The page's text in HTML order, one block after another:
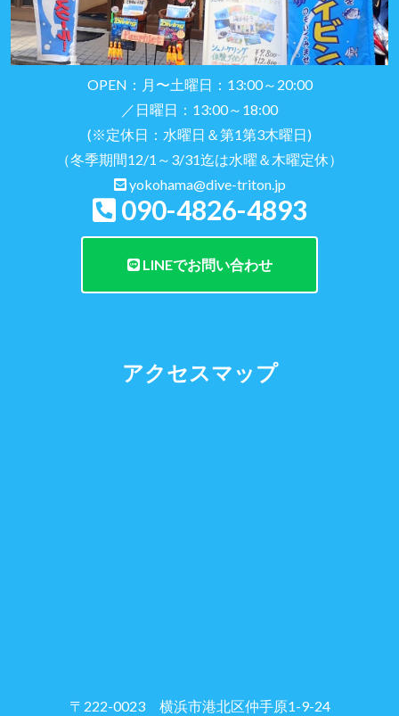
OPEN：月〜土曜日：13:00～20:00
／日曜日：13:00～18:00
(※定休日：水曜日＆第1第3木曜日)
（冬季期間12/1～3/31迄は水曜＆木曜定休）
yokohama@dive-triton.jp
090-4826-4893
LINEでお問い合わせ
アクセスマップ
〒222-0023 横浜市港北区仲手原1-9-24